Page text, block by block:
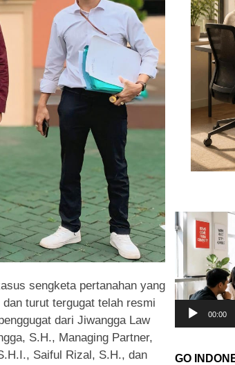
sengketa pertanahan yang
turut tergugat telah resmi
dari Jiwangga Law
S.H., Managing Partner,
Saiful Rizal, S.H., dan
Pemutar
Video
00:00
GO